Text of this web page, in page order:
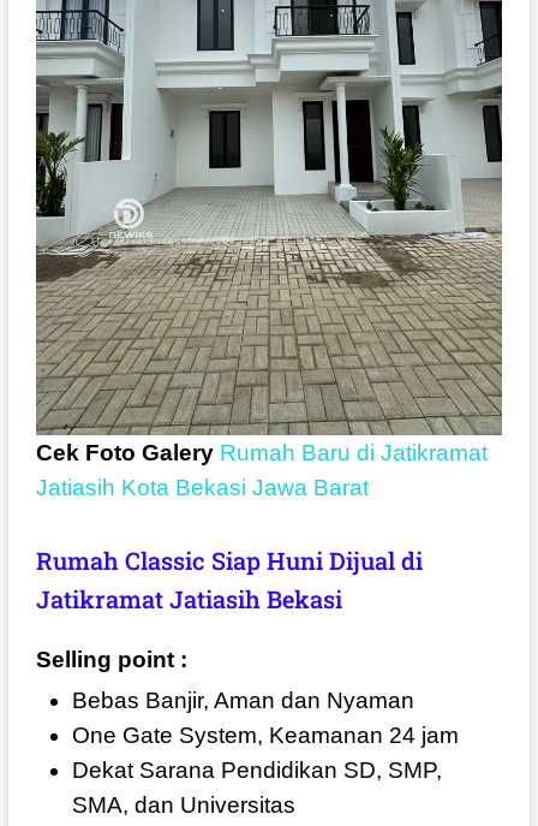
Cek Foto Galery Rumah Baru di Jatikramat
Jatiasih Kota Bekasi Jawa Barat
Rumah Classic Siap Huni Dijual di
Jatikramat Jatiasih Bekasi
Selling point :
Bebas Banjir, Aman dan Nyaman
One Gate System, Keamanan 24 jam
Dekat Sarana Pendidikan SD, SMP,
SMA, dan Universitas